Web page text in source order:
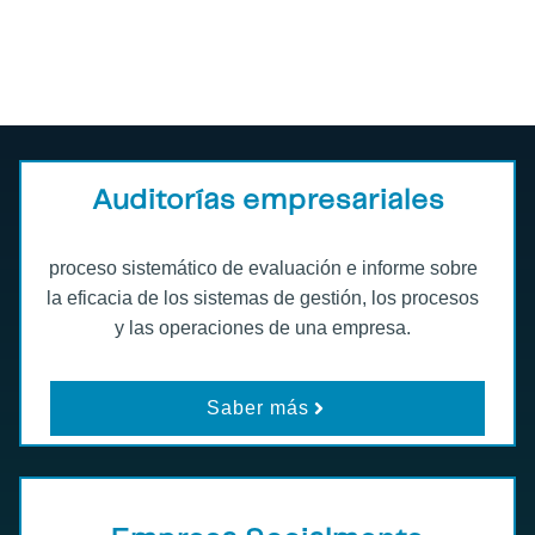
Auditorías empresariales
proceso sistemático de evaluación e informe sobre
la eficacia de los sistemas de gestión, los procesos
y las operaciones de una empresa.
Saber más